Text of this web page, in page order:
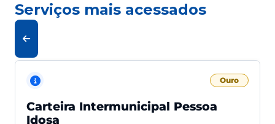
Serviços mais acessados
Ouro
Carteira Intermunicipal Pessoa
Idosa